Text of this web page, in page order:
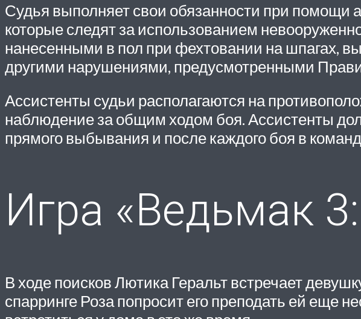
Судья выполняет свои обязанности при помощи
которые следят за использованием
нанесенными в пол при фехтовании на шпагах,
другими нарушениями, предусмотренными
Ассистенты судьи располагаются на
наблюдение за общим ходом боя. Ассистенты
прямого выбывания и после каждого боя в
Игра «Ведьмак
В ходе поисков Лютика Геральт встречает
спарринге Роза попросит его преподать ей еще